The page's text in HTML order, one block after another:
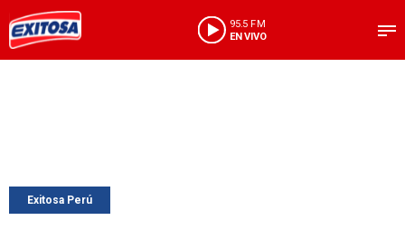
95.5 FM
EN VIVO
Exitosa Perú